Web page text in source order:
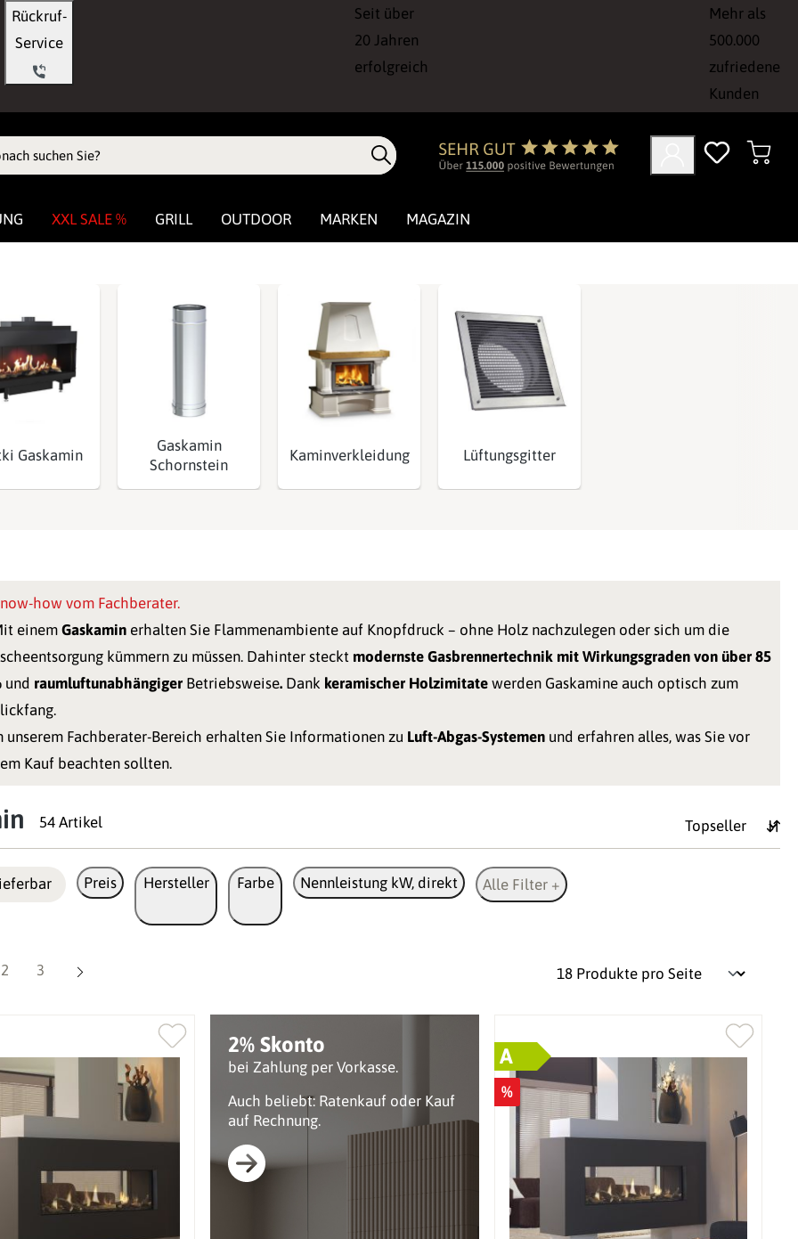
Rückruf-
Seit über
20 Jahren
erfolgreich
Mehr als
500.000
zufriedene
Kunden
XXL SALE % GRILL OUTDOOR MARKEN MAGAZIN
Gaskamin
Gaskamin
Schornstein
Kaminverkleidung Lüftungsgitter
how vom Fachberater.
einem Gaskamin erhalten Sie Flammenambiente auf Knopfdruck – ohne Holz nachzulegen oder sich um die
kümmern zu müssen. Dahinter steckt modernste Gasbrennertechnik mit Wirkungsgraden von über 85
und raumluftunabhängiger Betriebsweise. Dank keramischer Holzimitate werden Gaskamine auch optisch zum
unserem Fachberater-Bereich erhalten Sie Informationen zu Luft-Abgas-Systemen und erfahren alles, was Sie vor
Kauf beachten sollten.
54 Artikel
Preis Hersteller Farbe Nennleistung kW, direkt Alle Filter +
Seite
2 Seite
3
2% Skonto
bei Zahlung per Vorkasse.
Auch beliebt: Ratenkauf oder Kauf
auf Rechnung.
A
%